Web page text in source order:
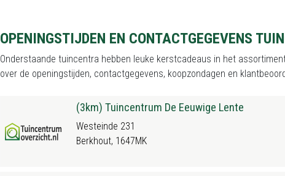
OPENINGSTIJDEN EN CONTACTGEGEVENS
Onderstaande tuincentra hebben leuke kerstcadeaus in het
over de openingstijden, contactgegevens, koopzondagen en
(3km) Tuincentrum De Eeuwige Lente
Westeinde 231
Berkhout, 1647MK